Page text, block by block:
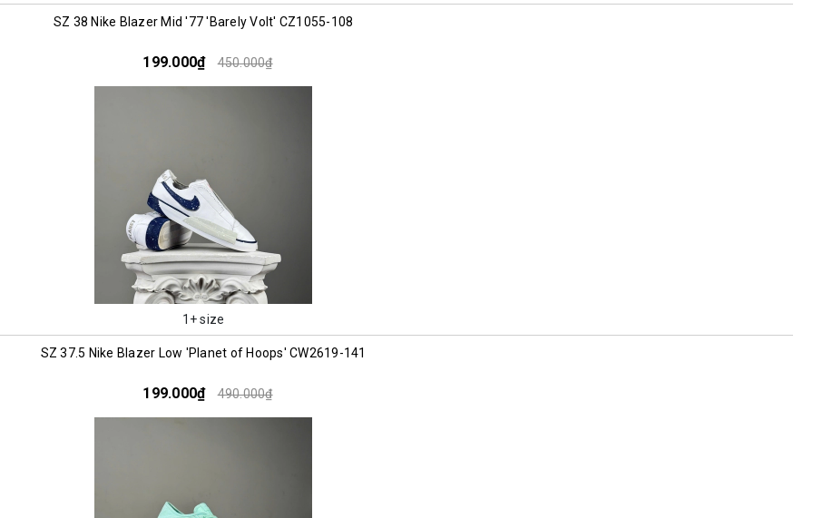
SZ 38 Nike Blazer Mid '77 'Barely Volt' CZ1055-108
199.000₫ 450.000₫
1+ size
SZ 37.5 Nike Blazer Low 'Planet of Hoops' CW2619-141
199.000₫ 490.000₫